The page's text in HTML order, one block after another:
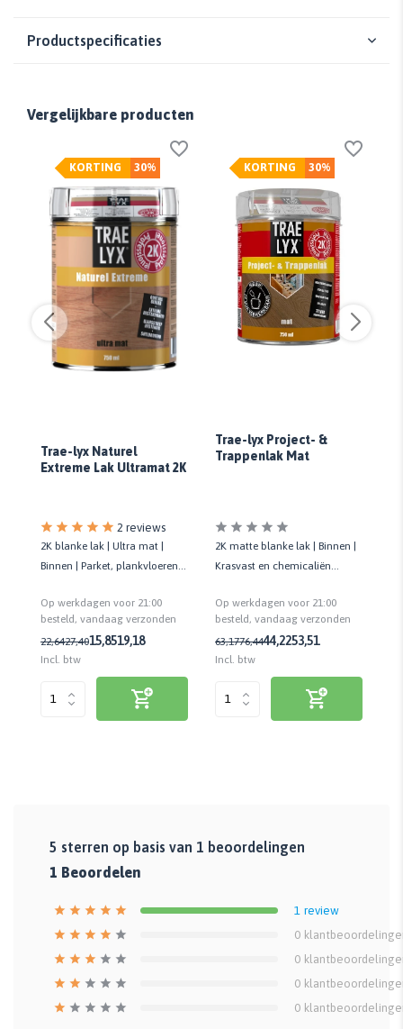
Productspecificaties
Vergelijkbare producten
30%
KORTING
Trae-lyx Naturel
Extreme Lak Ultramat 2K
2 reviews
2K blanke lak | Ultra mat |
Binnen | Parket, plankvloeren
houtsoorten
Op werkdagen voor 21:00
besteld, vandaag verzonden
22,6427,4015,8519,18
Incl. btw
30%
KORTING
Trae-lyx Project- &
Trappenlak Mat
2K matte blanke lak | Binnen |
Krasvast en chemicaliën
vloeren
Op werkdagen voor 21:00
besteld, vandaag verzonden
63,1776,4444,2253,51
Incl. btw
5 sterren op basis van 1 beoordelingen
1 Beoordelen
1 review
0
0
0
0